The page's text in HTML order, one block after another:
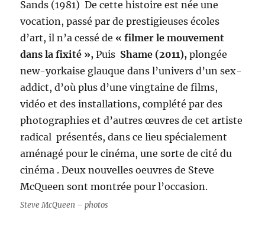
Sands (1981) De cette histoire est née une
vocation, passé par de prestigieuses écoles
d’art, il n’a cessé de « filmer le mouvement
dans la fixité »,Puis Shame (2011), plongée
new-yorkaise glauque dans l’univers d’un sex-
addict, d’où plus d’une vingtaine de films,
vidéo et des installations, complété par des
photographies et d’autres œuvres de cet artiste
radical présentés, dans ce lieu spécialement
aménagé pour le cinéma, une sorte de cité du
cinéma . Deux nouvelles oeuvres de Steve
McQueen sont montrée pour l’occasion.
Steve McQueen – photos